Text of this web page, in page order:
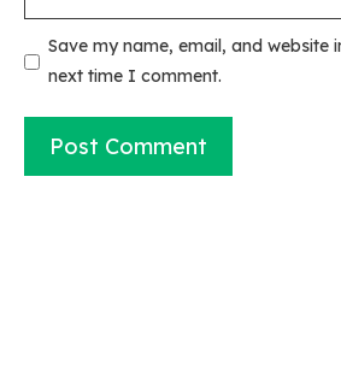
Save my name, email, and website
next time I comment.